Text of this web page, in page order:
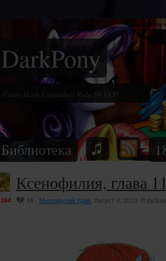
DarkPony
Библиотека
Ксенофилия, глава 11
284 16 Многорукий Удав , Август 4, 2013. В